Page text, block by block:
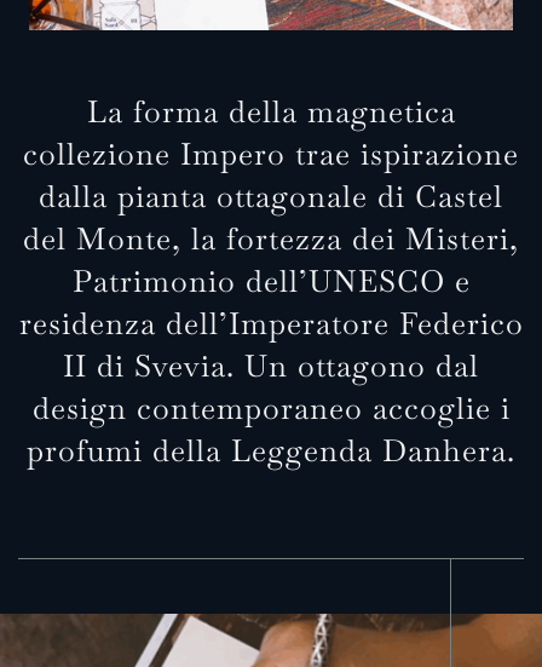
La forma della magnetica
collezione Impero trae ispirazione
dalla pianta ottagonale di Castel
del Monte, la fortezza dei Misteri,
Patrimonio dell’UNESCO e
residenza dell’Imperatore Federico
II di Svevia. Un ottagono dal
design contemporaneo accoglie i
profumi della Leggenda Danhera.